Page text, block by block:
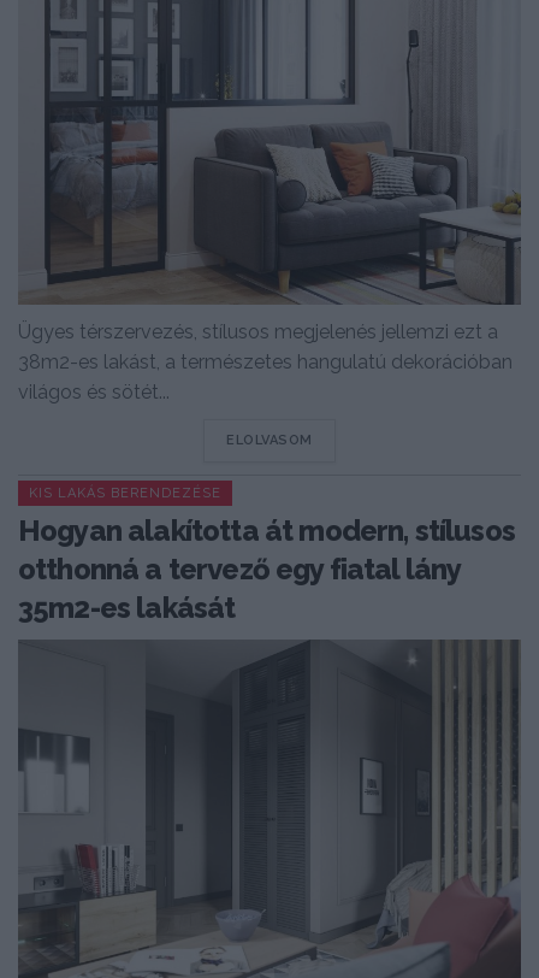
Ügyes térszervezés, stílusos megjelenés jellemzi ezt a
38m2-es lakást, a természetes hangulatú dekorációban
világos és sötét...
ELOLVASOM
KIS LAKÁS BERENDEZÉSE
Hogyan alakította át modern, stílusos
otthonná a tervező egy fiatal lány
35m2-es lakását